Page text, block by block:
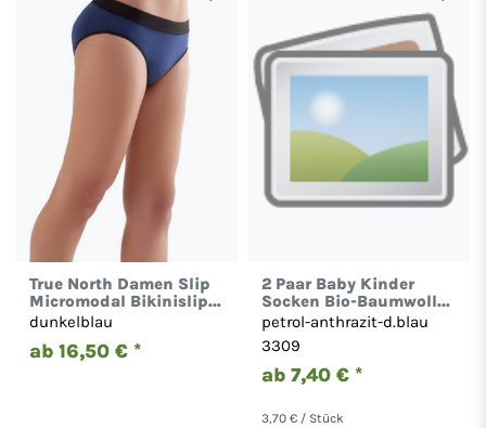
True North Damen Slip
Micromodal Bikinislip
Unterhose 1410
dunkelblau
ab 16,50 € *
2 Paar Baby Kinder
Socken Bio-Baumwolle
3307 Leela Cotton
petrol-anthrazit-d.blau
3309
ab 7,40 € *
3,70 € / Stück